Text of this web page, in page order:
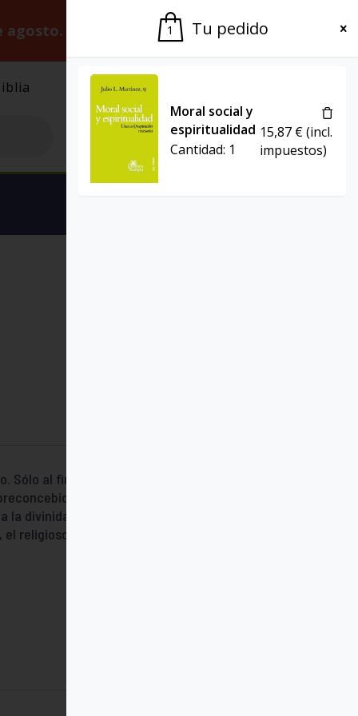
agosto. Gracias por la paciencia.
Sólo al final, en el último capítulo, el
nos muestra una forma
divinidad de Jesús. Un libro del que
religioso, e incluso el que ya no sabe si
1 Tu pedido
Moral social y
espiritualidad
Cantidad: 1
15,87 €(incl.
impuestos)